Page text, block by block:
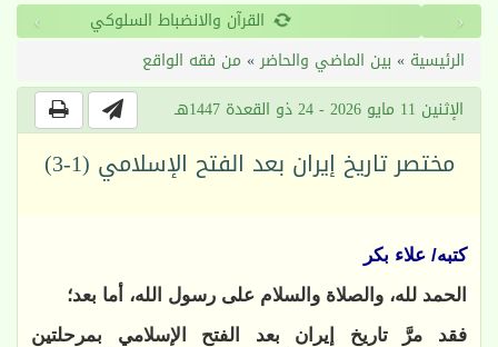
طول الأمد ‹
›
الرئيسية » بين الماضي والحاضر» من فقه الواقع
الإثنين 11 مايو 2026 - 24 ذو القعدة 1447هـ
مختصر تاريخ إيران بعد الفتح الإسلامي (1-3)
كتبه/ علاء بكر
الحمد لله، والصلاة والسلام على رسول الله، أما بعد؛
فقد مرَّ تاريخ إيران بعد الفتح الإسلامي بمرحلتين